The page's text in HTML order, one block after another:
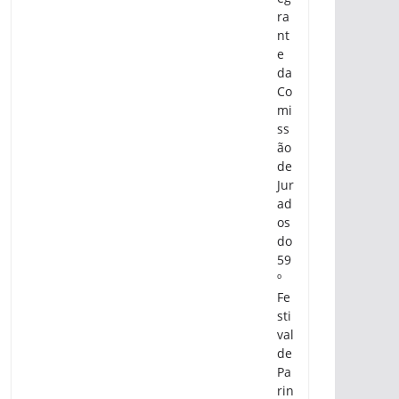
ra
nt
e
da
Co
mi
ss
ão
de
Jur
ad
os
do
59
º
Fe
sti
val
de
Pa
rin